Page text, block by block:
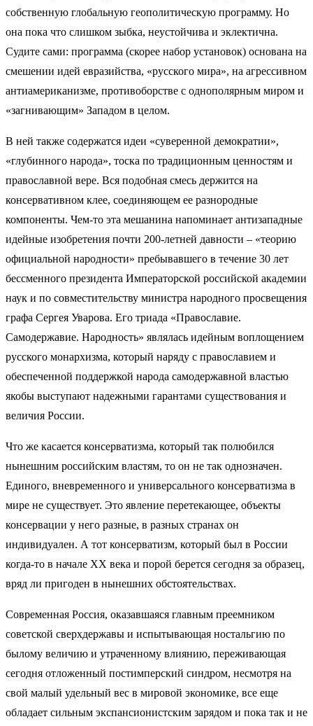
собственную глобальную геополитическую программу. Но
она пока что слишком зыбка, неустойчива и эклектична.
Судите сами: программа (скорее набор установок) основана на
смешении идей евразийства, «русского мира», на агрессивном
антиамериканизме, противоборстве с однополярным миром и
«загнивающим» Западом в целом.
В ней также содержатся идеи «суверенной демократии»,
«глубинного народа», тоска по традиционным ценностям и
православной вере. Вся подобная смесь держится на
консервативном клее, соединяющем ее разнородные
компоненты. Чем-то эта мешанина напоминает антизападные
идейные изобретения почти 200-летней давности – «теорию
официальной народности» пребывавшего в течение 30 лет
бессменного президента Императорской российской академии
наук и по совместительству министра народного просвещения
графа Сергея Уварова. Его триада «Православие.
Самодержавие. Народность» являлась идейным воплощением
русского монархизма, который наряду с православием и
обеспеченной поддержкой народа самодержавной властью
якобы выступают надежными гарантами существования и
величия России.
Что же касается консерватизма, который так полюбился
нынешним российским властям, то он не так однозначен.
Единого, вневременного и универсального консерватизма в
мире не существует. Это явление перетекающее, объекты
консервации у него разные, в разных странах он
индивидуален. А тот консерватизм, который был в России
когда-то в начале ХХ века и порой берется сегодня за образец,
вряд ли пригоден в нынешних обстоятельствах.
Современная Россия, оказавшаяся главным преемником
советской сверхдержавы и испытывающая ностальгию по
былому величию и утраченному влиянию, переживающая
сегодня отложенный постимперский синдром, несмотря на
свой малый удельный вес в мировой экономике, все еще
обладает сильным экспансионистским зарядом и пока так и не